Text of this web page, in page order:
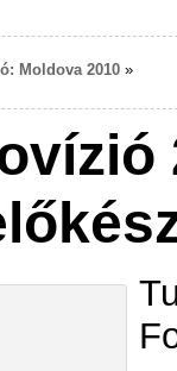
Moldova 2010 »